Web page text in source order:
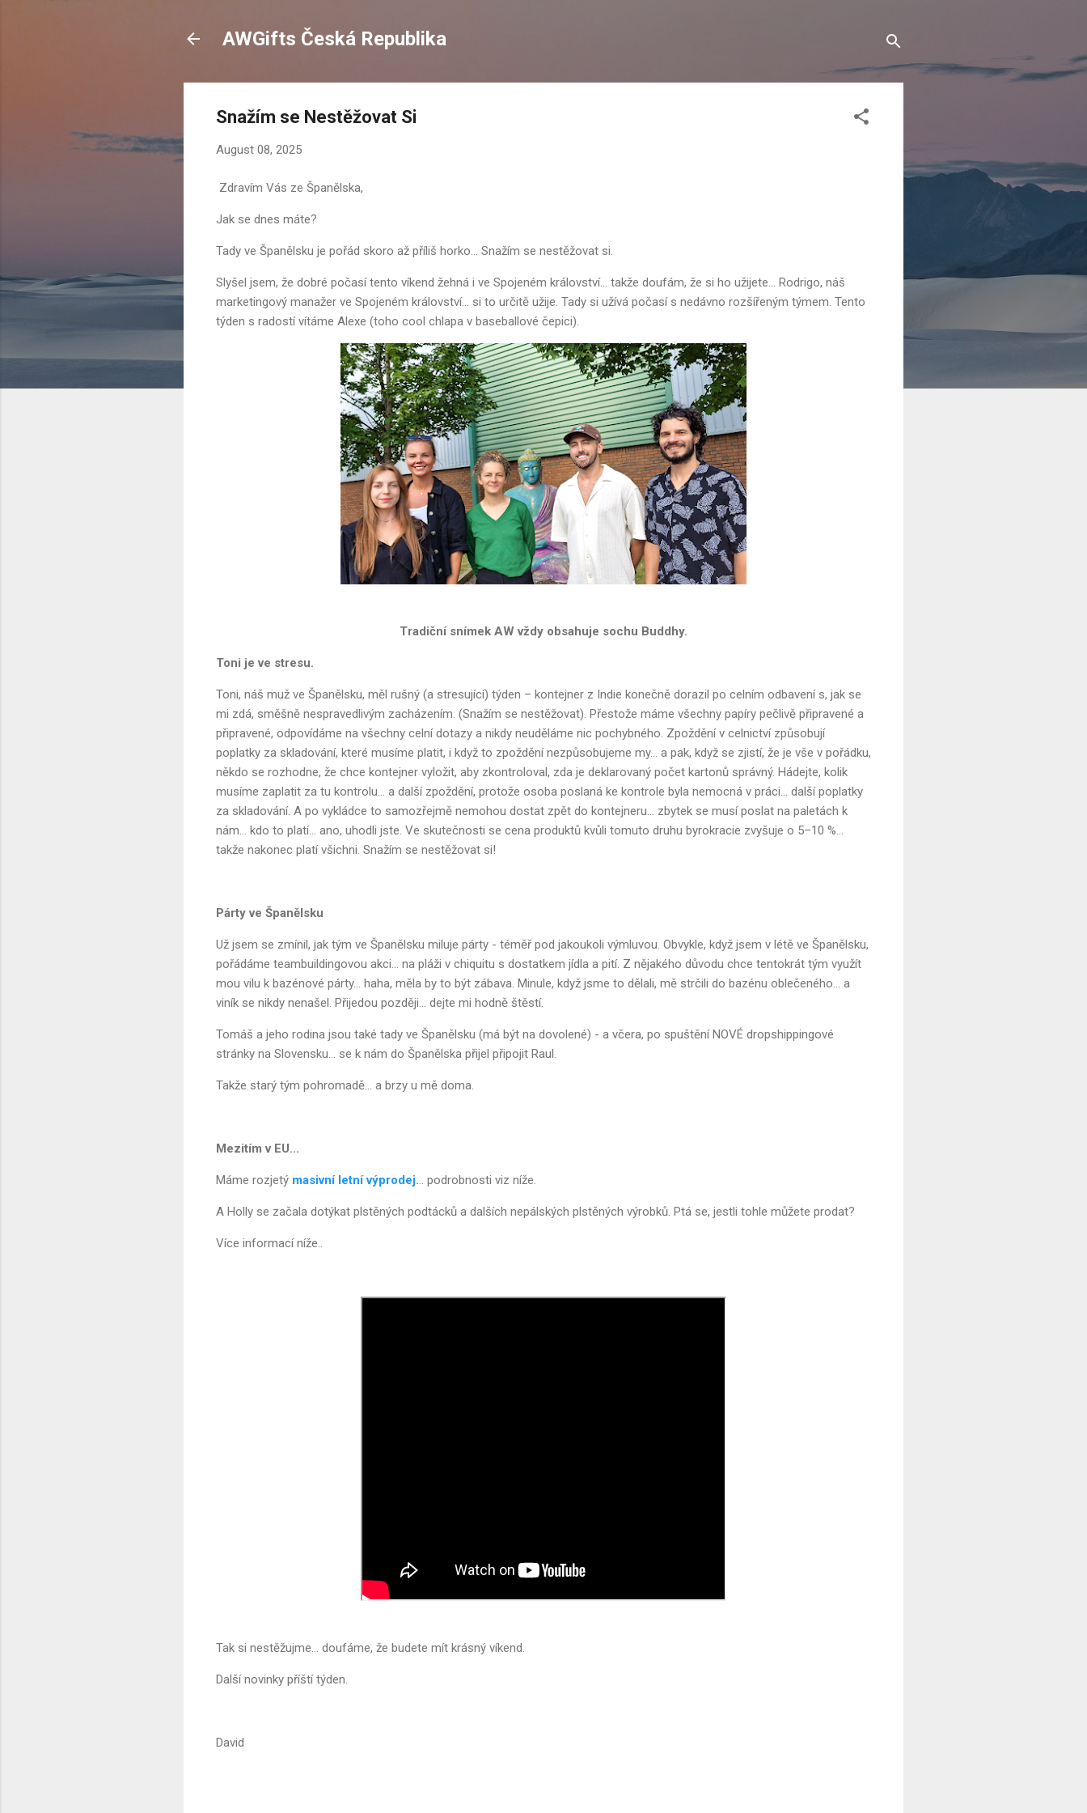
AWGifts Česká Republika
Snažím se Nestěžovat Si
August 08, 2025
Zdravím Vás ze Španělska,
Jak se dnes máte?
Tady ve Španělsku je pořád skoro až příliš horko... Snažím se nestěžovat si.
Slyšel jsem, že dobré počasí tento víkend žehná i ve Spojeném království... takže doufám, že si ho užijete... Rodrigo, náš
marketingový manažer ve Spojeném království... si to určitě užije. Tady si užívá počasí s nedávno rozšířeným týmem. Tento
týden s radostí vítáme Alexe (toho cool chlapa v baseballové čepici).
Tradiční snímek AW vždy obsahuje sochu Buddhy.
Toni je ve stresu.
Toni, náš muž ve Španělsku, měl rušný (a stresující) týden – kontejner z Indie konečně dorazil po celním odbavení s, jak se
mi zdá, směšně nespravedlivým zacházením. (Snažím se nestěžovat). Přestože máme všechny papíry pečlivě připravené a
připravené, odpovídáme na všechny celní dotazy a nikdy neuděláme nic pochybného. Zpoždění v celnictví způsobují
poplatky za skladování, které musíme platit, i když to zpoždění nezpůsobujeme my... a pak, když se zjistí, že je vše v pořádku,
někdo se rozhodne, že chce kontejner vyložit, aby zkontroloval, zda je deklarovaný počet kartonů správný. Hádejte, kolik
musíme zaplatit za tu kontrolu... a další zpoždění, protože osoba poslaná ke kontrole byla nemocná v práci... další poplatky
za skladování. A po vykládce to samozřejmě nemohou dostat zpět do kontejneru... zbytek se musí poslat na paletách k
nám... kdo to platí... ano, uhodli jste. Ve skutečnosti se cena produktů kvůli tomuto druhu byrokracie zvyšuje o 5–10 %...
takže nakonec platí všichni. Snažím se nestěžovat si!
Párty ve Španělsku
Už jsem se zmínil, jak tým ve Španělsku miluje párty - téměř pod jakoukoli výmluvou. Obvykle, když jsem v létě ve Španělsku,
pořádáme teambuildingovou akci... na pláži v chiquitu s dostatkem jídla a pití. Z nějakého důvodu chce tentokrát tým využít
mou vilu k bazénové párty... haha, měla by to být zábava. Minule, když jsme to dělali, mě strčili do bazénu oblečeného... a
viník se nikdy nenašel. Přijedou později... dejte mi hodně štěstí.
Tomáš a jeho rodina jsou také tady ve Španělsku (má být na dovolené) - a včera, po spuštění NOVÉ dropshippingové
stránky na Slovensku... se k nám do Španělska přijel připojit Raul.
Takže starý tým pohromadě... a brzy u mě doma.
Mezitím v EU...
Máme rozjetý masivní letní výprodej. .. podrobnosti viz níže.
A Holly se začala dotýkat plstěných podtácků a dalších nepálských plstěných výrobků. Ptá se, jestli tohle můžete prodat?
Více informací níže..
Tak si nestěžujme... doufáme, že budete mít krásný víkend.
Další novinky příští týden.
David